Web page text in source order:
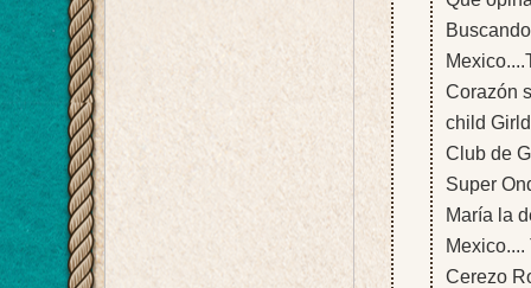
Corazón
child
Club de
Super
María la
Cerezo